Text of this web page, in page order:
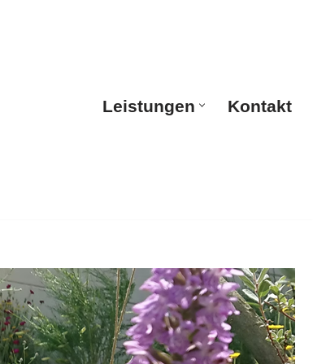
Leistungen Kontakt
Leistungen Kontakt